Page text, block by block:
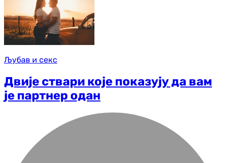
Љубав и секс
Двије ствари које показују да вам
је партнер одан